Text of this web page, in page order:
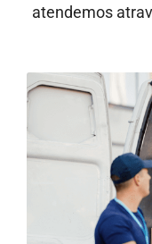
atendemos